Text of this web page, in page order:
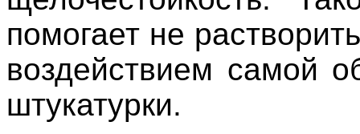
помогает не
воздействием самой
штукатурки.